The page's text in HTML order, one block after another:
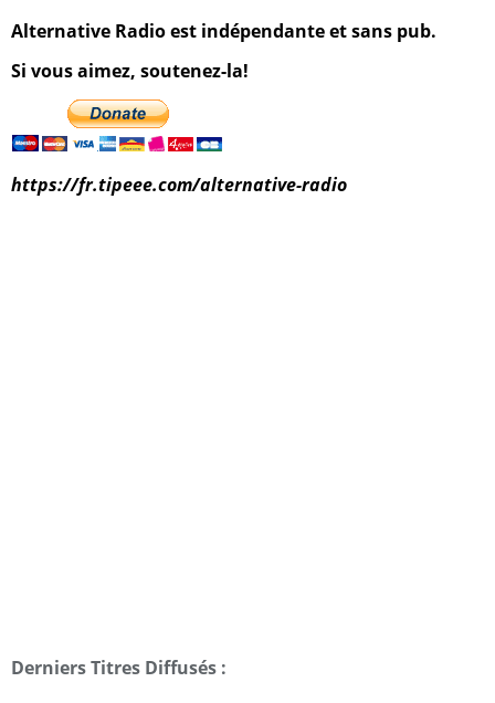
Alternative Radio est indépendante et sans pub.
Si vous aimez, soutenez-la!
https://fr.tipeee.com/alternative-radio
Derniers Titres Diffusés :